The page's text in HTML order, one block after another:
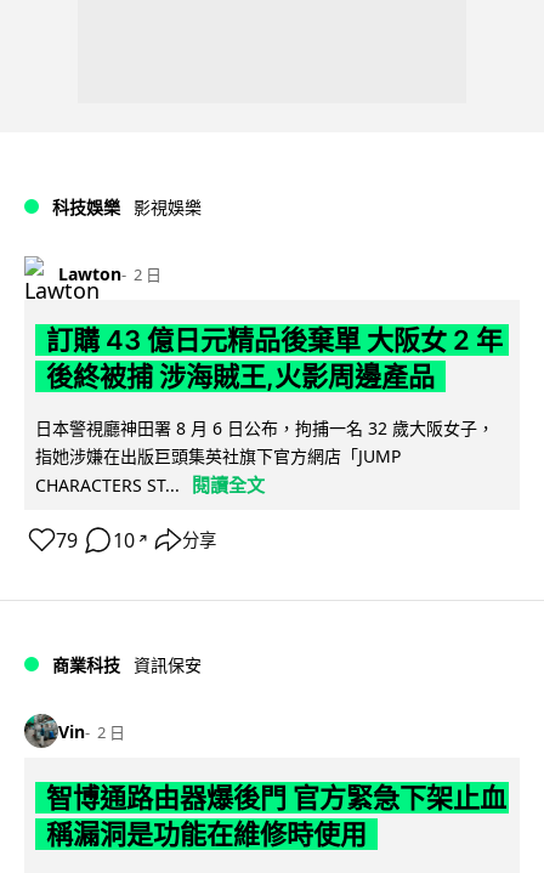
科技娛樂 影視娛樂
Lawton 2 日
訂購 43 億日元精品後棄單 大阪女 2 年
後終被捕 涉海賊王,火影周邊產品
日本警視廳神田署 8 月 6 日公布，拘捕一名 32 歲大阪女子，
指她涉嫌在出版巨頭集英社旗下官方網店「JUMP
CHARACTERS ST...
閱讀全文
79 10 ↗ 分享
商業科技 資訊保安
Vin 2 日
智博通路由器爆後門 官方緊急下架止血
稱漏洞是功能在維修時使用